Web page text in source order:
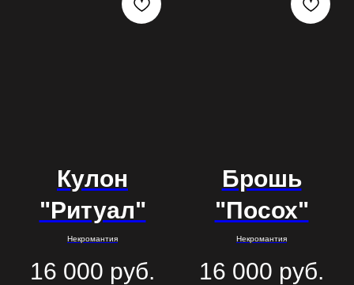
Кулон
"Ритуал"
Некромантия
16 000 руб.
Брошь
"Посох"
Некромантия
16 000 руб.